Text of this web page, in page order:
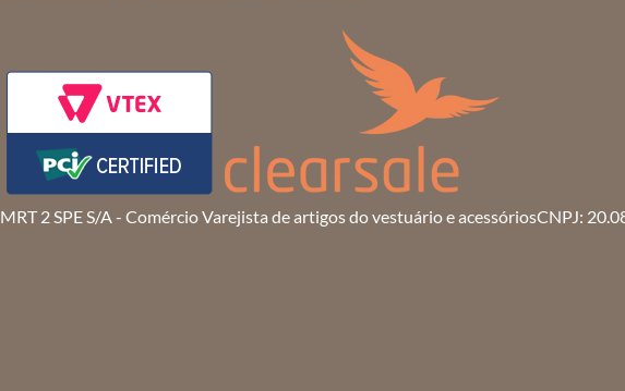
MRT 2 SPE S/A - Comércio Varejista de artigos do vestuário e acessóriosCNPJ: